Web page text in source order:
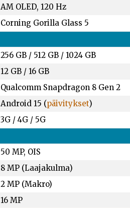
AM OLED, 120 Hz
Corning Gorilla Glass 5
256 GB/ 512 GB/ 1024 GB
12 GB/ 16 GB
Qualcomm Snapdragon 8 Gen 2
Android 15 (päivitykset)
3G / 4G / 5G
50 MP, OIS
8 MP (Laajakulma)
2 MP (Makro)
16 MP